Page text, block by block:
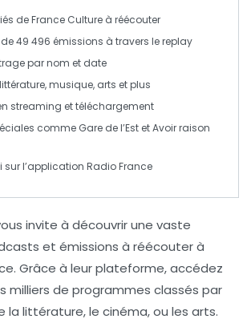
de France Culture à réécouter
49 496 émissions à travers le replay
par nom et date
musique, arts et plus
streaming et téléchargement
comme Gare de l’Est etAvoir raison
l’application Radio France
invite à découvrirune vaste
et émissions à réécouter à
Grâce à leur plateforme, accédez
milliers de programmes classés par
la littérature, le cinéma, ou les arts.